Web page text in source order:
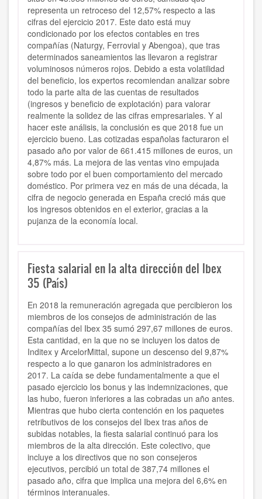
representa un retroceso del 12,57% respecto a las
cifras del ejercicio 2017. Este dato está muy
condicionado por los efectos contables en tres
compañías (Naturgy, Ferrovial y Abengoa), que tras
determinados saneamientos las llevaron a registrar
voluminosos números rojos. Debido a esta volatilidad
del beneficio, los expertos recomiendan analizar sobre
todo la parte alta de las cuentas de resultados
(ingresos y beneficio de explotación) para valorar
realmente la solidez de las cifras empresariales. Y al
hacer este análisis, la conclusión es que 2018 fue un
ejercicio bueno. Las cotizadas españolas facturaron el
pasado año por valor de 661.415 millones de euros, un
4,87% más. La mejora de las ventas vino empujada
sobre todo por el buen comportamiento del mercado
doméstico. Por primera vez en más de una década, la
cifra de negocio generada en España creció más que
los ingresos obtenidos en el exterior, gracias a la
pujanza de la economía local.
Fiesta salarial en la alta dirección del Ibex
35 (País)
En 2018 la remuneración agregada que percibieron los
miembros de los consejos de administración de las
compañías del Ibex 35 sumó 297,67 millones de euros.
Esta cantidad, en la que no se incluyen los datos de
Inditex y ArcelorMittal, supone un descenso del 9,87%
respecto a lo que ganaron los administradores en
2017. La caída se debe fundamentalmente a que el
pasado ejercicio los bonus y las indemnizaciones, que
las hubo, fueron inferiores a las cobradas un año antes.
Mientras que hubo cierta contención en los paquetes
retributivos de los consejos del Ibex tras años de
subidas notables, la fiesta salarial continuó para los
miembros de la alta dirección. Este colectivo, que
incluye a los directivos que no son consejeros
ejecutivos, percibió un total de 387,74 millones el
pasado año, cifra que implica una mejora del 6,6% en
términos interanuales.